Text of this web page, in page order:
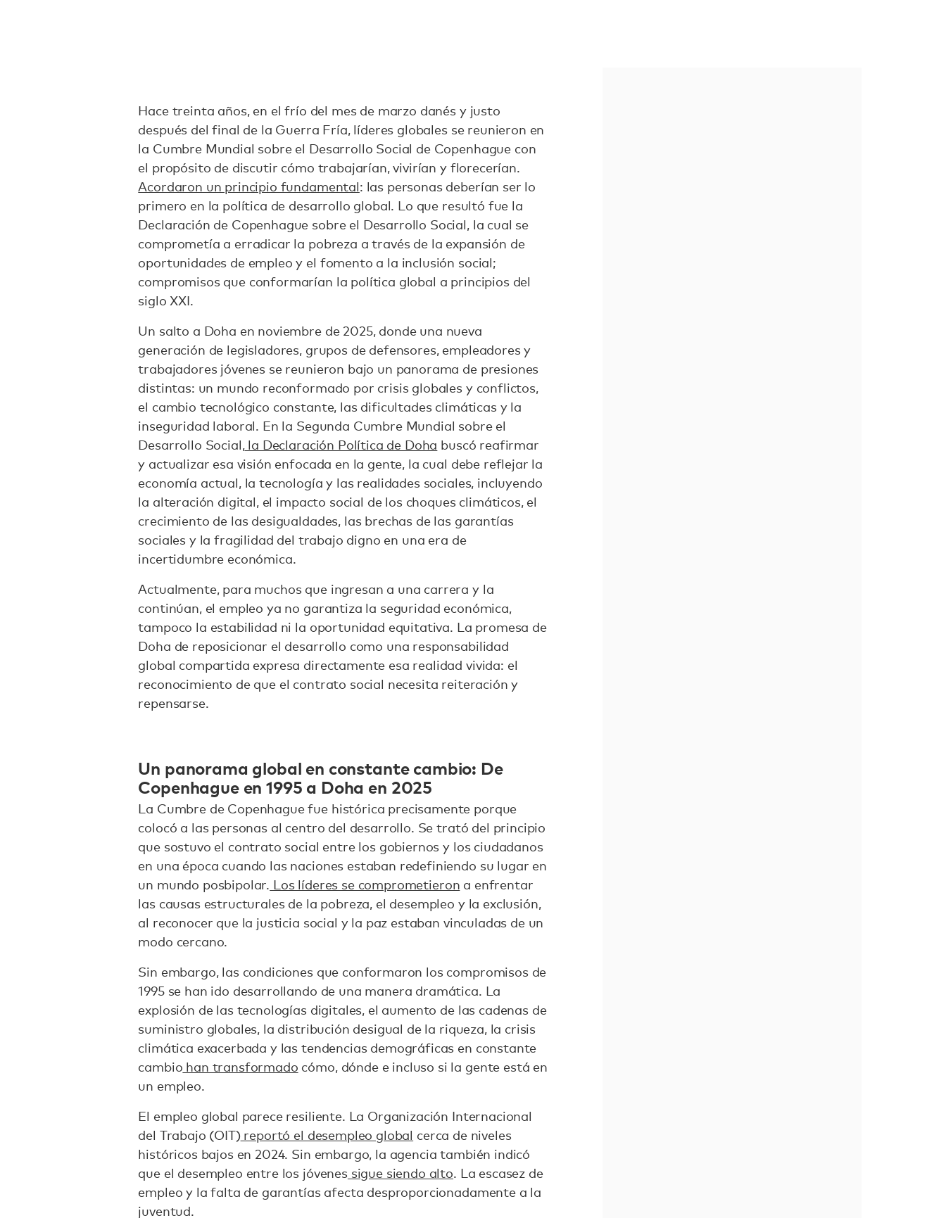
Hace treinta años, en el frío del mes de marzo danés y justo
después del final de la Guerra Fría, líderes globales se reunieron en
la Cumbre Mundial sobre el Desarrollo Social de Copenhague con
el propósito de discutir cómo trabajarían, vivirían y florecerían.
Acordaron un principio fundamental: las personas deberían ser lo
primero en la política de desarrollo global. Lo que resultó fue la
Declaración de Copenhague sobre el Desarrollo Social, la cual se
comprometía a erradicar la pobreza a través de la expansión de
oportunidades de empleo y el fomento a la inclusión social;
compromisos que conformarían la política global a principios del
siglo XXI.
Un salto a Doha en noviembre de 2025, donde una nueva
generación de legisladores, grupos de defensores, empleadores y
trabajadores jóvenes se reunieron bajo un panorama de presiones
distintas: un mundo reconformado por crisis globales y conflictos,
el cambio tecnológico constante, las dificultades climáticas y la
inseguridad laboral. En la Segunda Cumbre Mundial sobre el
Desarrollo Social,la Declaración Política de Doha buscó reafirmar
y actualizar esa visión enfocada en la gente, la cual debe reflejar la
economía actual, la tecnología y las realidades sociales, incluyendo
la alteración digital, el impacto social de los choques climáticos, el
crecimiento de las desigualdades, las brechas de las garantías
sociales y la fragilidad del trabajo digno en una era de
incertidumbre económica.
Actualmente, para muchos que ingresan a una carrera y la
continúan, el empleo ya no garantiza la seguridad económica,
tampoco la estabilidad ni la oportunidad equitativa. La promesa de
Doha de reposicionar el desarrollo como una responsabilidad
global compartida expresa directamente esa realidad vivida: el
reconocimiento de que el contrato social necesita reiteración y
repensarse.
Un panorama global en constante cambio: De
Copenhague en 1995 a Doha en 2025
La Cumbre de Copenhague fue histórica precisamente porque
colocó a las personas al centro del desarrollo. Se trató del principio
que sostuvo el contrato social entre los gobiernos y los ciudadanos
en una época cuando las naciones estaban redefiniendo su lugar en
un mundo posbipolar. Los líderes se comprometieron a enfrentar
las causas estructurales de la pobreza, el desempleo y la exclusión,
al reconocer que la justicia social y la paz estaban vinculadas de un
modo cercano.
Sin embargo, las condiciones que conformaron los compromisos de
1995 se han ido desarrollando de una manera dramática. La
explosión de las tecnologías digitales, el aumento de las cadenas de
suministro globales, la distribución desigual de la riqueza, la crisis
climática exacerbada y las tendencias demográficas en constante
cambio han transformado cómo, dónde e incluso si la gente está en
un empleo.
El empleo global parece resiliente. La Organización Internacional
del Trabajo (OIT) reportó el desempleo global cerca de niveles
históricos bajos en 2024. Sin embargo, la agencia también indicó
que el desempleo entre los jóvenessigue siendo alto. La escasez de
empleo y la falta de garantías afecta desproporcionadamente a la
juventud.